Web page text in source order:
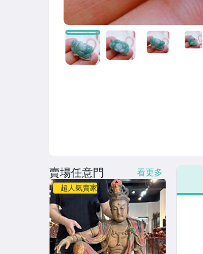
賣場任意門 看更多
超人氣賣家